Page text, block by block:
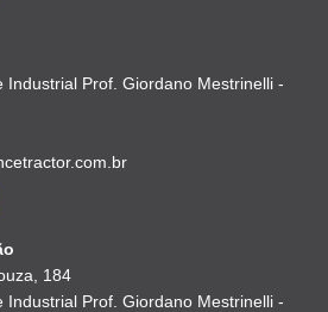
Industrial Prof. Giordano Mestrinelli -
184
Industrial Prof. Giordano Mestrinelli -